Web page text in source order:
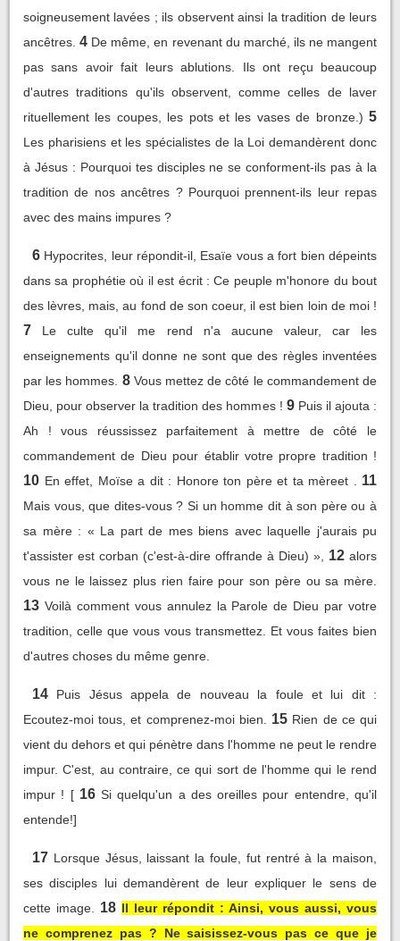
soigneusement lavées ; ils observent ainsi la tradition de leurs
ancêtres. 4 De même, en revenant du marché, ils ne mangent
pas sans avoir fait leurs ablutions. Ils ont reçu beaucoup
d'autres traditions qu'ils observent, comme celles de laver
rituellement les coupes, les pots et les vases de bronze.) 5
Les pharisiens et les spécialistes de la Loi demandèrent donc
à Jésus : Pourquoi tes disciples ne se conforment-ils pas à la
tradition de nos ancêtres ? Pourquoi prennent-ils leur repas
avec des mains impures ?
6 Hypocrites, leur répondit-il, Esaïe vous a fort bien dépeints
dans sa prophétie où il est écrit : Ce peuple m'honore du bout
des lèvres, mais, au fond de son coeur, il est bien loin de moi !
7
Le culte qu'il me rend n'a aucune valeur, car les
enseignements qu'il donne ne sont que des règles inventées
par les hommes. 8 Vous mettez de côté le commandement de
Dieu, pour observer la tradition des hommes ! 9 Puis il ajouta :
Ah ! vous réussissez parfaitement à mettre de côté le
commandement de Dieu pour établir votre propre tradition !
10 En effet, Moïse a dit : Honore ton père et ta mèreet . 11
Mais vous, que dites-vous ? Si un homme dit à son père ou à
sa mère : « La part de mes biens avec laquelle j'aurais pu
t'assister est corban (c'est-à-dire offrande à Dieu) »,
12 alors
vous ne le laissez plus rien faire pour son père ou sa mère.
13 Voilà comment vous annulez la Parole de Dieu par votre
tradition, celle que vous vous transmettez. Et vous faites bien
d'autres choses du même genre.
14
Puis Jésus appela de nouveau la foule et lui dit :
Ecoutez-moi tous, et comprenez-moi bien.
15 Rien de ce qui
vient du dehors et qui pénètre dans l'homme ne peut le rendre
impur. C'est, au contraire, ce qui sort de l'homme qui le rend
impur ! [ 16 Si quelqu'un a des oreilles pour entendre, qu'il
entende!]
17 Lorsque Jésus, laissant la foule, fut rentré à la maison,
ses disciples lui demandèrent de leur expliquer le sens de
cette image.
18 Il leur répondit : Ainsi, vous aussi, vous
ne comprenez pas ? Ne saisissez-vous pas ce que je